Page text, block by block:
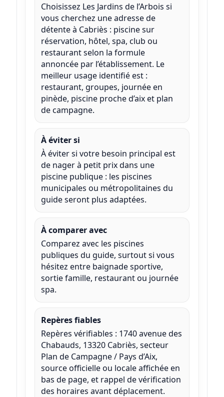
Choisissez Les Jardins de l’Arbois si
vous cherchez une adresse de
détente à Cabriès : piscine sur
réservation, hôtel, spa, club ou
restaurant selon la formule
annoncée par l’établissement. Le
meilleur usage identifié est :
restaurant, groupes, journée en
pinède, piscine proche d’aix et plan
de campagne.
À éviter si
À éviter si votre besoin principal est
de nager à petit prix dans une
piscine publique : les piscines
municipales ou métropolitaines du
guide seront plus adaptées.
À comparer avec
Comparez avec les piscines
publiques du guide, surtout si vous
hésitez entre baignade sportive,
sortie famille, restaurant ou journée
spa.
Repères fiables
Repères vérifiables : 1740 avenue des
Chabauds, 13320 Cabriès, secteur
Plan de Campagne / Pays d’Aix,
source officielle ou locale affichée en
bas de page, et rappel de vérification
des horaires avant déplacement.